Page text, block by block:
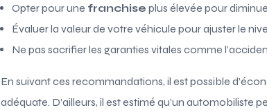
Opter pour une franchise plus élevée pour
Évaluer la valeur de votre véhicule pour ajuster le
Ne pas sacrifier les garanties vitales comme
En suivant ces recommandations, il est possible
adéquate. D’ailleurs, il est estimé qu’un automobiliste